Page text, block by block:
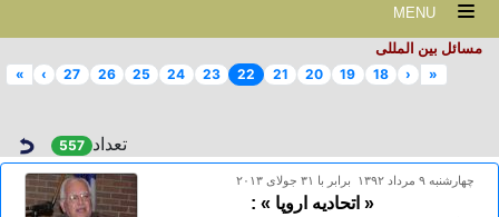
مسائل بین المللی
«
‹
18
19
20
21
22
23
24
25
26
27
›
»
تعداد 557
چهارشنبه ۹ مرداد ۱۳۹۲ برابر با ۳۱ جولای ۲۰۱۳
« اتحادیه اروپا » :